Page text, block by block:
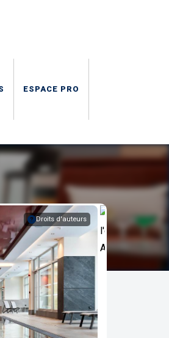
ESPACE PRO
Droits d'auteurs